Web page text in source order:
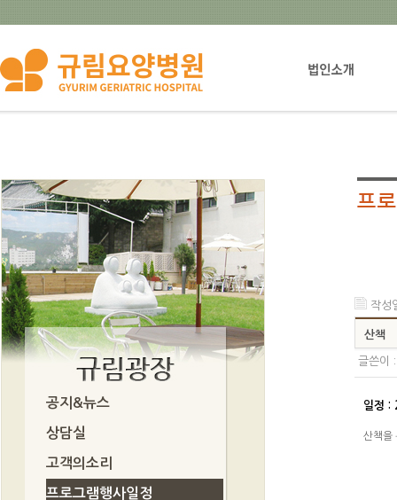
공지&뉴스
상담실
고객의소리
프로그램행사일정
작
산책
글쓴이
일정
산책을